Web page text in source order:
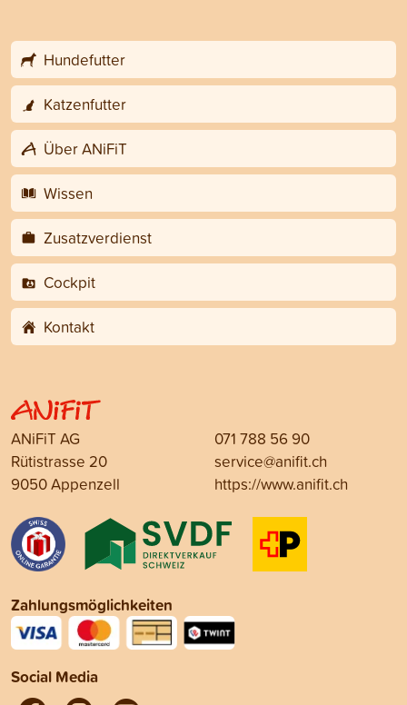
Hundefutter
Katzenfutter
Über ANiFiT
Wissen
Zusatzverdienst
Cockpit
Kontakt
ANiFiT AG
Rütistrasse 20
9050 Appenzell
071 788 56 90
service@anifit.ch
https://www.anifit.ch
Zahlungsmöglichkeiten
Social Media